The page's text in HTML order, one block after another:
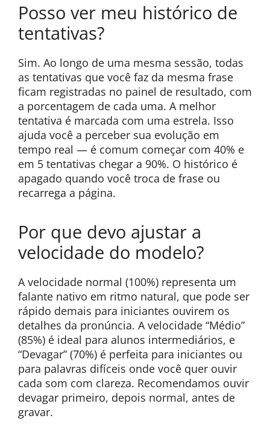
Posso ver meu histórico de
tentativas?
Sim. Ao longo de uma mesma sessão, todas
as tentativas que você faz da mesma frase
ficam registradas no painel de resultado, com
a porcentagem de cada uma. A melhor
tentativa é marcada com uma estrela. Isso
ajuda você a perceber sua evolução em
tempo real — é comum começar com 40% e
em 5 tentativas chegar a 90%. O histórico é
apagado quando você troca de frase ou
recarrega a página.
Por que devo ajustar a
velocidade do modelo?
A velocidade normal (100%) representa um
falante nativo em ritmo natural, que pode ser
rápido demais para iniciantes ouvirem os
detalhes da pronúncia. A velocidade “Médio”
(85%) é ideal para alunos intermediários, e
“Devagar” (70%) é perfeita para iniciantes ou
para palavras difíceis onde você quer ouvir
cada som com clareza. Recomendamos ouvir
devagar primeiro, depois normal, antes de
gravar.